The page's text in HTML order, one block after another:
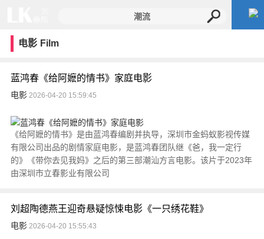
电影 Film
蓝鸿春《给阿嬷的情书》家庭电影
电影2026-04-20 15:59:45
《给阿嬷的情书》是由蓝鸿春编剧并执导，深圳市金蚂蚁影视传媒
有限公司出品的剧情家庭电影，是蓝鸿春团队继《爸，我一定行
的》《带你去见我妈》之后的第三部潮汕方言电影。该片于2023年
由深圳市立春影业有限公司
刘超陶德燕王迎奇悬疑惊悚电影《一只绣花鞋》
电影2026-04-20 15:55:43